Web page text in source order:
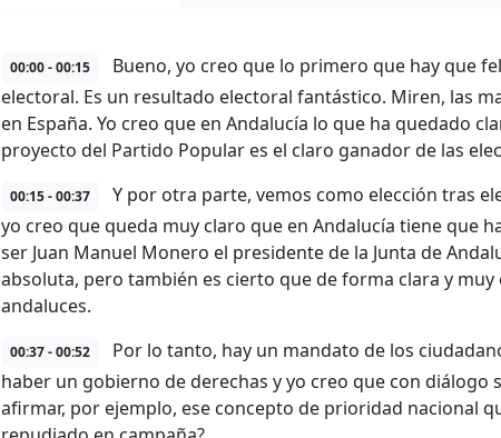
00:00 - 00:15
Bueno, yo creo que lo primero que hay que
electoral. Es un resultado electoral fantástico. Miren, las
en España. Yo creo que en Andalucía lo que ha quedado
proyecto del Partido Popular es el claro ganador de las
00:15 - 00:37
Y por otra parte, vemos como elección tras
yo creo que queda muy claro que en Andalucía tiene que
ser Juan Manuel Monero el presidente de la Junta de
absoluta, pero también es cierto que de forma clara y
andaluces.
00:37 - 00:52
Por lo tanto, hay un mandato de los
haber un gobierno de derechas y yo creo que con diálogo
afirmar, por ejemplo, ese concepto de prioridad nacional